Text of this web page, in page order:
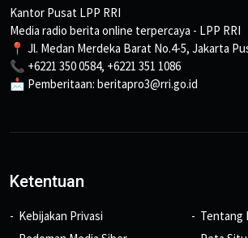
Kantor Pusat LPP RRI
Media radio berita online terpercaya - LPP RRI
📍 Jl. Medan Merdeka Barat No.4-5, Jakarta
📞 +6221 350 0584, +6221 351 1086
📩 Pemberitaan: beritapro3@rri.go.id
Ketentuan
Kebijakan Privasi
Tentang